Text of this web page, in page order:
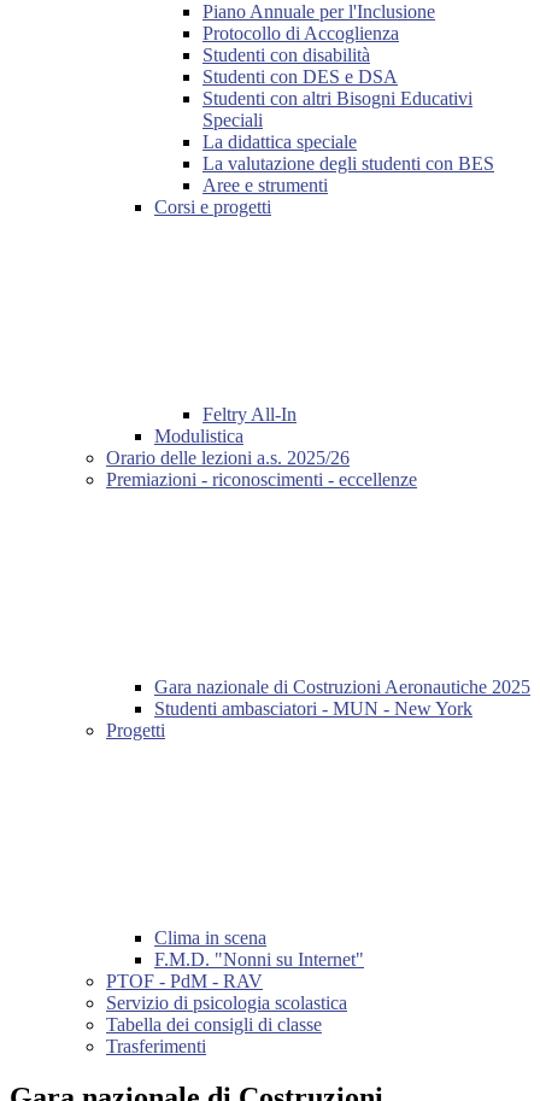
Piano Annuale per l'Inclusione
Protocollo di Accoglienza
Studenti con disabilità
Studenti con DES e DSA
Studenti con altri Bisogni Educativi
Speciali
La didattica speciale
La valutazione degli studenti con BES
Aree e strumenti
Corsi e progetti
Feltry All-In
Modulistica
Orario delle lezioni a.s. 2025/26
Premiazioni - riconoscimenti - eccellenze
Gara nazionale di Costruzioni Aeronautiche 2025
Studenti ambasciatori - MUN - New York
Progetti
Clima in scena
F.M.D. "Nonni su Internet"
PTOF - PdM - RAV
Servizio di psicologia scolastica
Tabella dei consigli di classe
Trasferimenti